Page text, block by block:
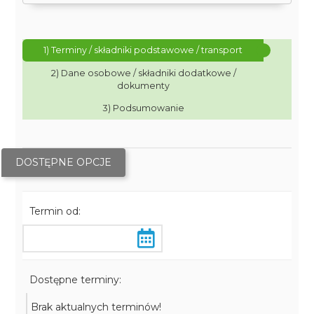
1) Terminy / składniki podstawowe / transport
2) Dane osobowe / składniki dodatkowe /
dokumenty
3) Podsumowanie
DOSTĘPNE OPCJE
Termin od:
Dostępne terminy:
Brak aktualnych terminów!